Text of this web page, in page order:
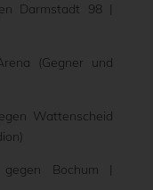
Darmstadt 98 |
(Gegner und
Wattenscheid
Bochum |